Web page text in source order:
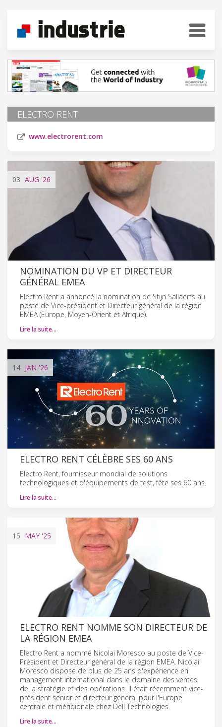
ELECTRO RENT
www.electrorent.com
03 AUG '26
NOMINATION DU VP ET DIRECTEUR
GÉNÉRAL EMEA
Electro Rent a annoncé la nomination de Stijn Sallaerts au
poste de Vice-président et Directeur général de la région
EMEA (Europe, Moyen-Orient et Afrique).
Lire la suite…
14 JAN '26
ELECTRO RENT CÉLÈBRE SES 60 ANS
Electro Rent, fournisseur mondial de solutions
technologiques et d'équipements de test, fête ses 60 ans.
Lire la suite…
15 MAY '25
ELECTRO RENT NOMME SON DIRECTEUR DE
LA RÉGION EMEA
Electro Rent a nommé Nicolai Moresco au poste de Vice-
Président et Directeur général de la région EMEA. Nicolai
Moresco dispose de plus de 25 ans d'expérience en
management international dans le domaine des ventes,
de la stratégie et des opérations. Il était récemment vice-
président senior et directeur général pour l'Europe
centrale et méridionale chez Dell Technologies.
Lire la suite…